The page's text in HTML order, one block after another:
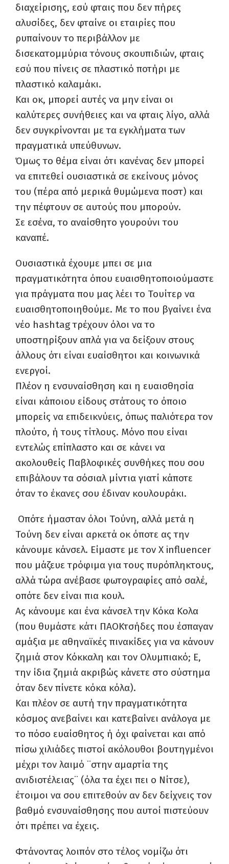
διαχείρισης, εσύ φταις που δεν πήρες
αλυσίδες, δεν φταίνε οι εταιρίες που
ρυπαίνουν το περιβάλλον με
δισεκατομμύρια τόνους σκουπιδιών, φταις
εσύ που πίνεις σε πλαστικό ποτήρι με
πλαστικό καλαμάκι.
Και οκ, μπορεί αυτές να μην είναι οι
καλύτερες συνήθειες και να φταις λίγο, αλλά
δεν συγκρίνονται με τα εγκλήματα των
πραγματικά υπεύθυνων.
Όμως το θέμα είναι ότι κανένας δεν μπορεί
να επιτεθεί ουσιαστικά σε εκείνους μόνος
του (πέρα από μερικά θυμώμενα ποστ) και
την πέφτουν σε αυτούς που μπορούν.
Σε εσένα, το αναίσθητο γουρούνι του
καναπέ.
Ουσιαστικά έχουμε μπει σε μια
πραγματικότητα όπου ευαισθητοποιούμαστε
για πράγματα που μας λέει το Τουίτερ να
ευαισθητοποιηθούμε. Με το που βγαίνει ένα
νέο hashtagτρέχουν όλοι να το
υποστηρίξουν απλά για να δείξουν στους
άλλους ότι είναι ευαίσθητοι και κοινωνικά
ενεργοί.
Πλέον η ενσυναίσθηση και η ευαισθησία
είναι κάποιου είδους στάτους το όποιο
μπορείς να επιδεικνύεις, όπως παλιότερα τον
πλούτο, ή τους τίτλους. Μόνο που είναι
εντελώς επίπλαστο και σε κάνει να
ακολουθείς Παβλοφικές συνθήκες που σου
επιβάλουν τα σόσιαλ μίντια γιατί κάποτε
όταν το έκανες σου έδιναν κουλουράκι.
Οπότε ήμασταν όλοι Τούνη, αλλά μετά η
Τούνη δεν είναι αρκετά οκ όποτε ας την
κάνουμε κάνσελ. Είμαστε με τον Χ influencer
που μάζευε τρόφιμα για τους πυρόπληκτους,
αλλά τώρα ανέβασε φωτογραφίες από σαλέ,
οπότε δεν είναι πια κουλ.
Ας κάνουμε και ένα κάνσελ την Κόκα Κολα
(που θυμάστε κάτι ΠΑΟΚτσήδες που έσπαγαν
αμάξια με αθηναϊκές πινακίδες για να κάνουν
ζημιά στον Κόκκαλη και τον Ολυμπιακό; Ε,
την ίδια ζημιά ακριβώς κάνετε στο σύστημα
όταν δεν πίνετε κόκα κόλα).
Και πλέον σε αυτή την πραγματικότητα
κόσμος ανεβαίνει και κατεβαίνει ανάλογα με
το πόσο ευαίσθητος ή όχι φαίνεται και από
πίσω χιλιάδες πιστοί ακόλουθοι βουτηγμένοι
μέχρι τον λαιμό ¨στην αμαρτία της
ανιδιοτέλειας¨ (όλα τα έχει πει ο Νίτσε),
έτοιμοι να σου επιτεθούν αν δεν δείχνεις τον
βαθμό ενσυναίσθησης που αυτοί πιστεύουν
ότι πρέπει να έχεις.
Φτάνοντας λοιπόν στο τέλος νομίζω ότι